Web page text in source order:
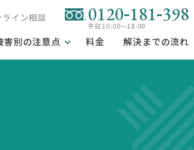
ライン相談 0120-181-398
平日 10:00～18:00
害別の注意点 料金 解決までの流れ